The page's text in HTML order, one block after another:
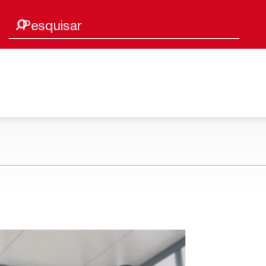
Pesquisar
Procurar sugestões